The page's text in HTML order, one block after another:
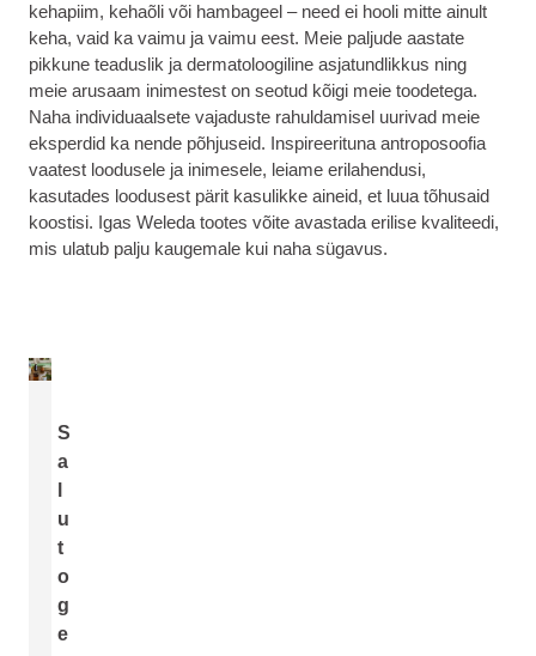
kehapiim, kehaõli või hambageel – need ei hooli mitte ainult
keha, vaid ka vaimu ja vaimu eest. Meie paljude aastate
pikkune teaduslik ja dermatoloogiline asjatundlikkus ning
meie arusaam inimestest on seotud kõigi meie toodetega.
Naha individuaalsete vajaduste rahuldamisel uurivad meie
eksperdid ka nende põhjuseid. Inspireerituna antroposoofia
vaatest loodusele ja inimesele, leiame erilahendusi,
kasutades loodusest pärit kasulikke aineid, et luua tõhusaid
koostisi. Igas Weleda tootes võite avastada erilise kvaliteedi,
mis ulatub palju kaugemale kui naha sügavus.
S
a
u
t
o
g
e